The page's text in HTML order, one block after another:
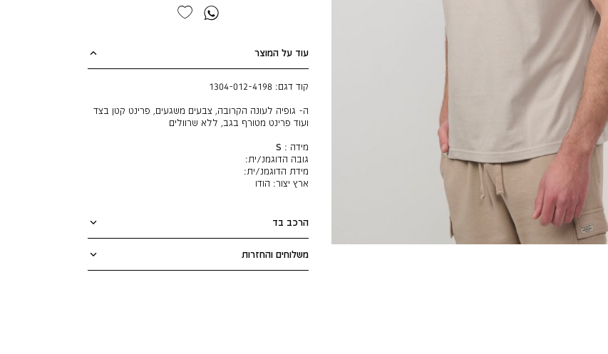
עוד על המוצר
הרכב בד
משלוחים והחזרות
קוד דגם: 1304-012-4198
ה- גופיה לעונה הקרובה, צבעים משגעים, פרינט קטן בצד
ועוד פרינט מטורף בגב, ללא שרוולים
מידה : S
גובה הדוגמנ/ית:
מידת הדוגמנ/ית:
ארץ יצור: הודו